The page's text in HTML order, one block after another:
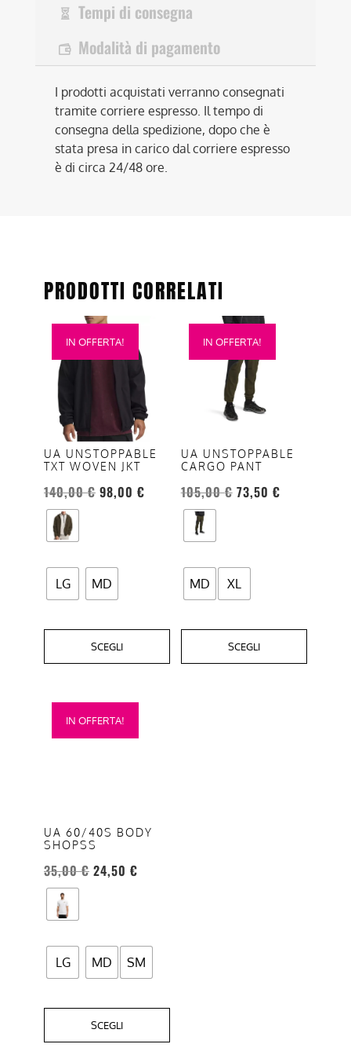
Tempi di consegna
Modalità di pagamento
I prodotti acquistati verranno consegnati
tramite corriere espresso. Il tempo di
consegna della spedizione, dopo che è
stata presa in carico dal corriere espresso
è di circa 24/48 ore.
PRODOTTI CORRELATI
IN OFFERTA!
UA UNSTOPPABLE
TXT WOVEN JKT
140,00€ 98,00 €
LG MD
SCEGLI
Questo
prodotto
più
varianti.
opzioni
possono
essere
scelte
nella
del
prodotto
IN OFFERTA!
UA UNSTOPPABLE
CARGO PANT
105,00€ 73,50 €
MD XL
SCEGLI
Questo
prodotto
varianti.
opzioni
possono
essere
scelte
nella
del
prodotto
IN OFFERTA!
UA 60/40S BODY
SHOPSS
35,00€ 24,50 €
LG MD SM
SCEGLI
Questo
prodotto
opzioni
possono
essere
scelte
nella
del
prodotto